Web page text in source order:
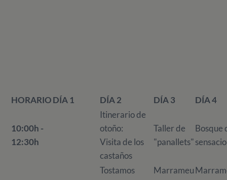
HORARIODÍA 1 DÍA 2 DÍA 3 DÍA 4
10:00h -
12:30h
Itinerario de
otoño:
Visita de los
castaños
Taller de
"panallets"
Bosque
Tostamos
Marrameu